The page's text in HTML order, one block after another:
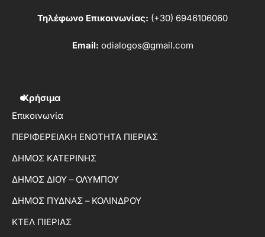
Τηλέφωνο Επικοινωνίας: (+30) 6946106060
Email: odialogos@gmail.com
Χρήσιμα
Επικοινωνία
ΠΕΡΙΦΕΡΕΙΑΚΗ ΕΝΟΤΗΤΑ ΠΙΕΡΙΑΣ
ΔΗΜΟΣ ΚΑΤΕΡΙΝΗΣ
ΔΗΜΟΣ ΔΙΟΥ – ΟΛΥΜΠΟΥ
ΔΗΜΟΣ ΠΥΔΝΑΣ – ΚΟΛΙΝΔΡΟΥ
ΚΤΕΛ ΠΙΕΡΙΑΣ